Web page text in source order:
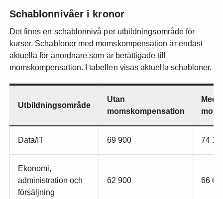
Schablonnivåer i kronor
Det finns en schablonnivå per utbildningsområde för
kurser. Schabloner med momskompensation är endast
aktuella för anordnare som är berättigade till
momskompensation. I tabellen visas aktuella schabloner.
Utbildningsområde
Utan
momskompensation
Med
Data/IT 69 900 74
Ekonomi,
administration och
försäljning
62 900 66